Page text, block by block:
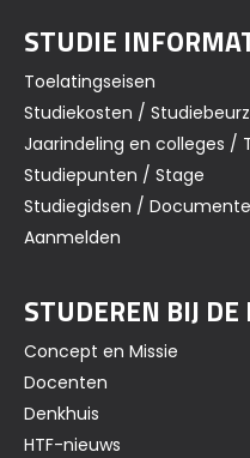
STUDIE
Toelatingseisen
Studiekosten /
Jaarindeling en colleges /
Studiepunten / Stage
Studiegidsen /
Aanmelden
STUDEREN BIJ DE
Concept en Missie
Docenten
Denkhuis
HTF-nieuws